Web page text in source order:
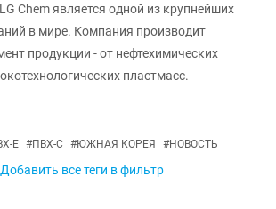
Chem является одной из крупнейших
в мире. Компания производит
продукции - от нефтехимических
пластмасс.
Е #ПВХ-С #ЮЖНАЯ КОРЕЯ #НОВОСТЬ
все теги в фильтр